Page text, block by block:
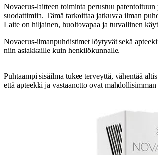
Novaerus-laitteen toiminta perustuu
suodattimiin. Tämä tarkoittaa jatkuvaa ilman
Laite on hiljainen, huoltovapaa ja turvallinen
Novaerus-ilmanpuhdistimet löytyvät sekä
niin asiakkaille kuin henkilökunnalle.
Puhtaampi sisäilma tukee terveyttä, vähentää
että apteekki ja vastaanotto ovat